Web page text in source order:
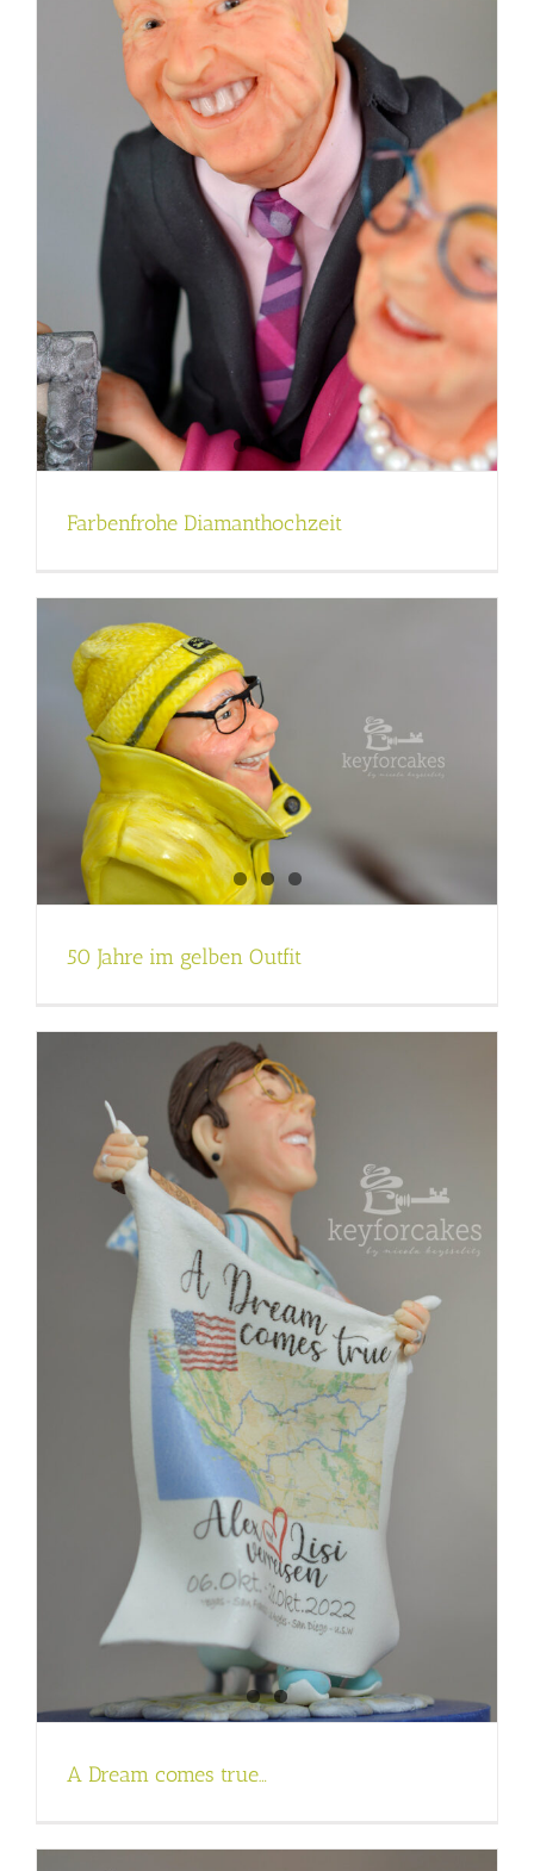
Farbenfrohe Diamanthochzeit
50 Jahre im gelben Outfit
A Dream comes true…